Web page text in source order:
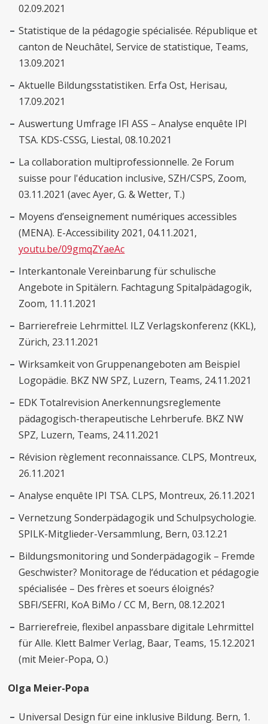
02.09.2021
Statistique de la pédagogie spécialisée. République et
canton de Neuchâtel, Service de statistique, Teams,
13.09.2021
Aktuelle Bildungsstatistiken. Erfa Ost, Herisau,
17.09.2021
Auswertung Umfrage IFI ASS – Analyse enquête IPI
TSA. KDS-CSSG, Liestal, 08.10.2021
La collaboration multiprofessionnelle. 2e Forum
suisse pour l'éducation inclusive, SZH/CSPS, Zoom,
03.11.2021 (avec Ayer, G. & Wetter, T.)
Moyens d’enseignement numériques accessibles
(MENA). E-Accessibility 2021, 04.11.2021,
youtu.be/09gmqZYaeAc
Interkantonale Vereinbarung für schulische
Angebote in Spitälern. Fachtagung Spitalpädagogik,
Zoom, 11.11.2021
Barrierefreie Lehrmittel. ILZ Verlagskonferenz (KKL),
Zürich, 23.11.2021
Wirksamkeit von Gruppenangeboten am Beispiel
Logopädie. BKZ NW SPZ, Luzern, Teams, 24.11.2021
EDK Totalrevision Anerkennungsreglemente
pädagogisch-therapeutische Lehrberufe. BKZ NW
SPZ, Luzern, Teams, 24.11.2021
Révision règlement reconnaissance. CLPS, Montreux,
26.11.2021
Analyse enquête IPI TSA. CLPS, Montreux, 26.11.2021
Vernetzung Sonderpädagogik und Schulpsychologie.
SPILK-Mitglieder-Versammlung, Bern, 03.12.21
Bildungsmonitoring und Sonderpädagogik – Fremde
Geschwister? Monitorage de l‘éducation et pédagogie
spécialisée – Des frères et soeurs éloignés?
SBFI/SEFRI, KoA BiMo / CC M, Bern, 08.12.2021
Barrierefreie, flexibel anpassbare digitale Lehrmittel
für Alle. Klett Balmer Verlag, Baar, Teams, 15.12.2021
(mit Meier-Popa, O.)
Olga Meier-Popa
Universal Design für eine inklusive Bildung. Bern, 1.